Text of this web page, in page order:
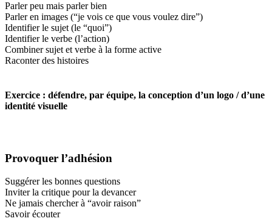
Parler peu mais parler bien
Parler en images (“je vois ce que vous voulez dire”)
Identifier le sujet (le “quoi”)
Identifier le verbe (l’action)
Combiner sujet et verbe à la forme active
Raconter des histoires
Exercice : défendre, par équipe, la conception d’un logo / d’une
identité visuelle
Provoquer l’adhésion
Suggérer les bonnes questions
Inviter la critique pour la devancer
Ne jamais chercher à “avoir raison”
Savoir écouter